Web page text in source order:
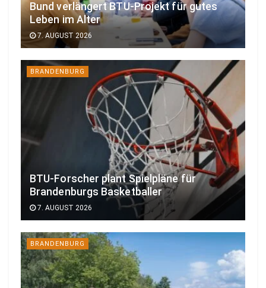
Bund verlängert BTU-Projekt für gutes
Leben im Alter
7. AUGUST 2026
BRANDENBURG
BTU-Forscher plant Spielpläne für
Brandenburgs Basketballer
7. AUGUST 2026
BRANDENBURG